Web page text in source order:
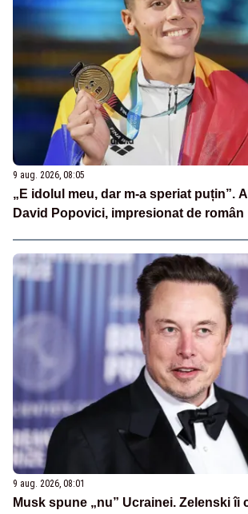
9 aug. 2026, 08:05
„E idolul meu, dar m-a speriat puțin”.
David Popovici, impresionat de român
9 aug. 2026, 08:01
Musk spune „nu” Ucrainei. Zelenski îi